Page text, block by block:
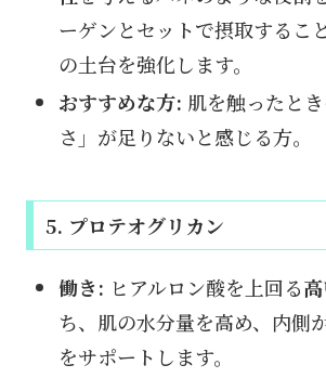
ーゲンとセットで摂取するこ
の土台を強化します。
おすすめな方: 肌を触ったと
さ」が足りないと感じる方。
5. プロテオグリカン
働き: ヒアルロン酸を上回る
ち、肌の水分量を高め、内側
をサポートします。